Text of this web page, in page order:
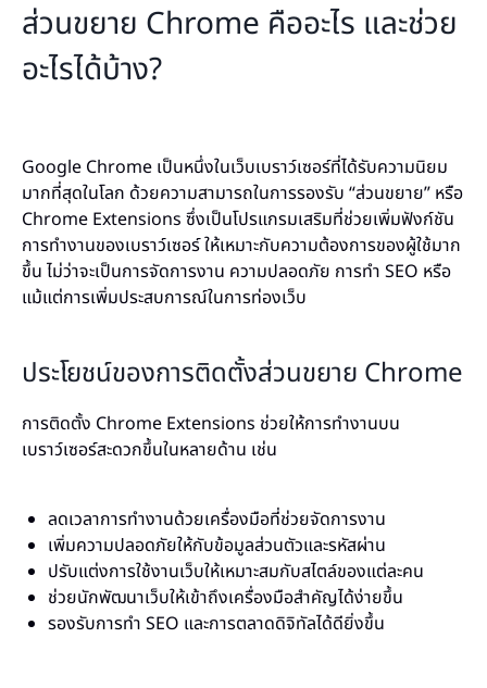
ส่วนขยาย Chrome คืออะไร และช่วย
อะไรได้บ้าง?
Google Chrome เป็นหนึ่งในเว็บเบราว์เซอร์ที่ได้รับความนิยม
มากที่สุดในโลก ด้วยความสามารถในการรองรับ “ส่วนขยาย” หรือ
Chrome Extensions ซึ่งเป็นโปรแกรมเสริมที่ช่วยเพิ่มฟังก์ชัน
การทำงานของเบราว์เซอร์ ให้เหมาะกับความต้องการของผู้ใช้มาก
ขึ้น ไม่ว่าจะเป็นการจัดการงาน ความปลอดภัย การทำ SEO หรือ
แม้แต่การเพิ่มประสบการณ์ในการท่องเว็บ
ประโยชน์ของการติดตั้งส่วนขยาย Chrome
การติดตั้ง Chrome Extensions ช่วยให้การทำงานบน
เบราว์เซอร์สะดวกขึ้นในหลายด้าน เช่น
ลดเวลาการทำงานด้วยเครื่องมือที่ช่วยจัดการงาน
เพิ่มความปลอดภัยให้กับข้อมูลส่วนตัวและรหัสผ่าน
ปรับแต่งการใช้งานเว็บให้เหมาะสมกับสไตล์ของแต่ละคน
ช่วยนักพัฒนาเว็บให้เข้าถึงเครื่องมือสำคัญได้ง่ายขึ้น
รองรับการทำ SEO และการตลาดดิจิทัลได้ดียิ่งขึ้น